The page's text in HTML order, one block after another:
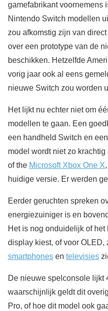
gamefabrikant voornemens
Nintendo Switch modellen
zou afkomstig zijn van
over een prototype van de
beschikken. Hetzelfde
vorig jaar ook al eens
nieuwe Switch zou worden
Het lijkt nu echter niet om
modellen te gaan. Een
een handheld Switch en
model wordt niet zo krachtig
of the Microsoft Xbox One X
huidige versie. Er werden
Eerder geruchten spreken
energiezuiniger is en
Het is nog onduidelijk of
display kiest, of voor OLED,
smartphones en televisies
De nieuwe spelconsole lijkt
waarschijnlijk geldt dit
Pro, of hoe dit model ook